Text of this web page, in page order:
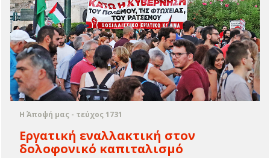
Η Άποψή μας - τεύχος 1731
Εργατική εναλλακτική στον
δολοφονικό καπιταλισμό